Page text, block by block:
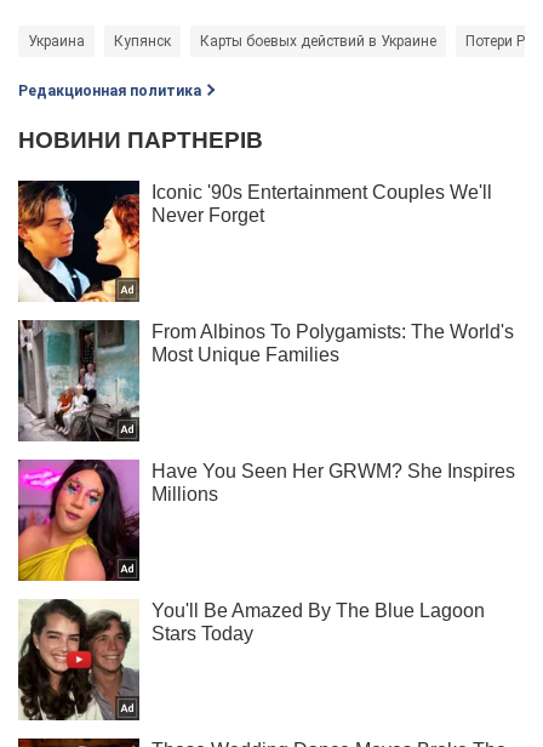
Украина Купянск Карты боевых действий в Украине Потери
Редакционная политика